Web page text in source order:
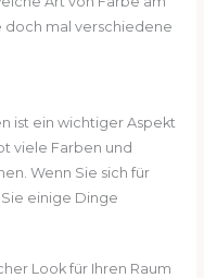
doch mal verschiedene
ist ein wichtiger Aspekt
viele Farben und
Wenn Sie sich für
einige Dinge
Look für Ihren Raum